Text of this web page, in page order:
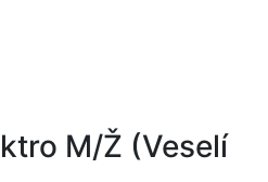
M/Ž (Veselí